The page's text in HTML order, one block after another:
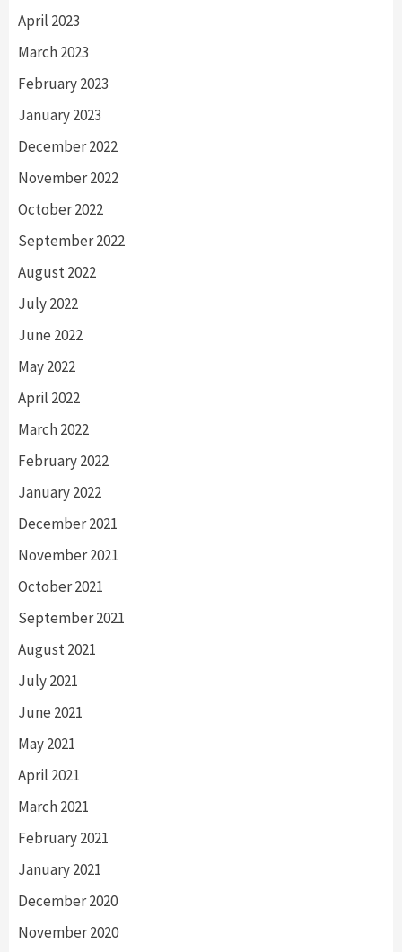
April 2023
March 2023
February 2023
January 2023
December 2022
November 2022
October 2022
September 2022
August 2022
July 2022
June 2022
May 2022
April 2022
March 2022
February 2022
January 2022
December 2021
November 2021
October 2021
September 2021
August 2021
July 2021
June 2021
May 2021
April 2021
March 2021
February 2021
January 2021
December 2020
November 2020